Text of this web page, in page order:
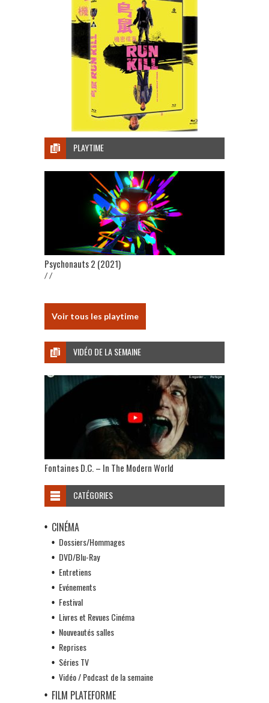
PLAYTIME
Psychonauts 2 (2021)
/ /
Voir tous les playtime
VIDÉO DE LA SEMAINE
Fontaines D.C. – In The Modern World
CATÉGORIES
CINÉMA
Dossiers/Hommages
DVD/Blu-Ray
Entretiens
Evénements
Festival
Livres et Revues Cinéma
Nouveautés salles
Reprises
Séries TV
Vidéo / Podcast de la semaine
FILM PLATEFORME